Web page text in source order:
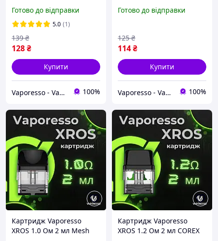
ORIGINAL
Готово до відправки
5.0 (1)
128₴
139 ₴
Купити
Vaporesso - Vape Store 100%
ORIGINAL
Готово до відправки
114₴
125 ₴
Купити
Vaporesso - Vape Store 100%
Картридж Vaporesso
XROS 1.0 Ом 2 мл Mesh
Картридж Vaporesso
XROS 1.2 Ом 2 мл COREX